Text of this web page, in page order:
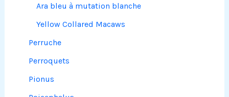
Ara bleu à mutation blanche
Yellow Collared Macaws
Perruche
Perroquets
Pionus